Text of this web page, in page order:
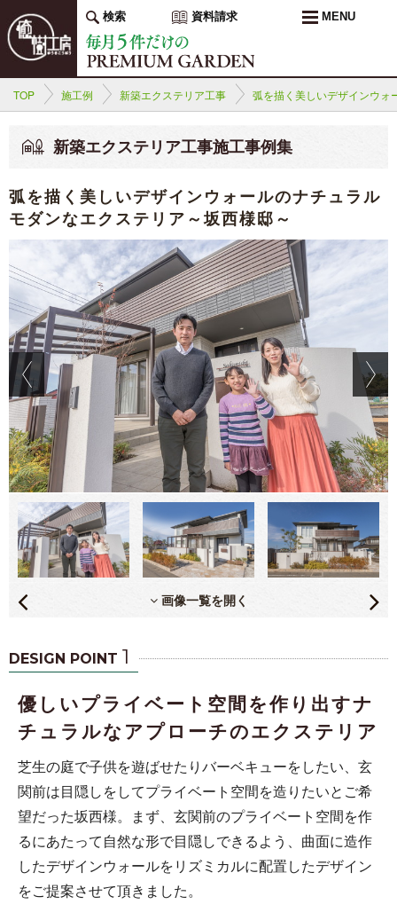
検索 資料請求 MENU
TOP 施工例 新築エクステリア工事 弧を描く美しいデザインウォ
新築エクステリア工事施工事例集
弧を描く美しいデザインウォールのナチュラル
モダンなエクステリア～坂西様邸～
画像一覧を開く
DESIGN POINT 1
優しいプライベート空間を作り出すナ
チュラルなアプローチのエクステリア
芝生の庭で子供を遊ばせたりバーベキューをしたい、玄
関前は目隠しをしてプライベート空間を造りたいとご希
望だった坂西様。まず、玄関前のプライベート空間を作
るにあたって自然な形で目隠しできるよう、曲面に造作
したデザインウォールをリズミカルに配置したデザイン
をご提案させて頂きました。